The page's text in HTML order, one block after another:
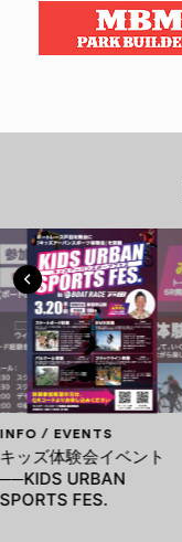
INFO / EVENTS
キッズ体験会イベント
──KIDS URBAN
SPORTS FES.